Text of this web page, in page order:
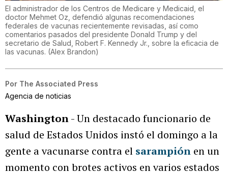
El administrador de los Centros de Medicare y Medicaid, el
doctor Mehmet Oz, defendió algunas recomendaciones
federales de vacunas recientemente revisadas, así como
comentarios pasados del presidente Donald Trump y del
secretario de Salud, Robert F. Kennedy Jr., sobre la eficacia de
las vacunas. (Alex Brandon)
Por The Associated Press
Agencia de noticias
Washington- Un destacado funcionario de
salud de Estados Unidos instó el domingo a la
gente a vacunarse contra el sarampión en un
momento con brotes activos en varios estados